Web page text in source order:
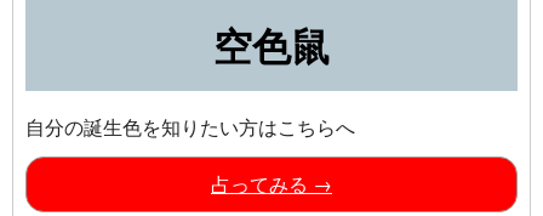
空色鼠
自分の誕生色を知りたい方はこちらへ
占ってみる →